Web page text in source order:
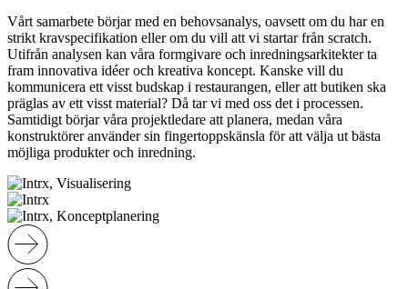
Vårt samarbete börjar med en behovsanalys, oavsett om du har en
strikt kravspecifikation eller om du vill att vi startar från scratch.
Utifrån analysen kan våra formgivare och inredningsarkitekter ta
fram innovativa idéer och kreativa koncept. Kanske vill du
kommunicera ett visst budskap i restaurangen, eller att butiken ska
präglas av ett visst material? Då tar vi med oss det i processen.
Samtidigt börjar våra projektledare att planera, medan våra
konstruktörer använder sin fingertoppskänsla för att välja ut bästa
möjliga produkter och inredning.